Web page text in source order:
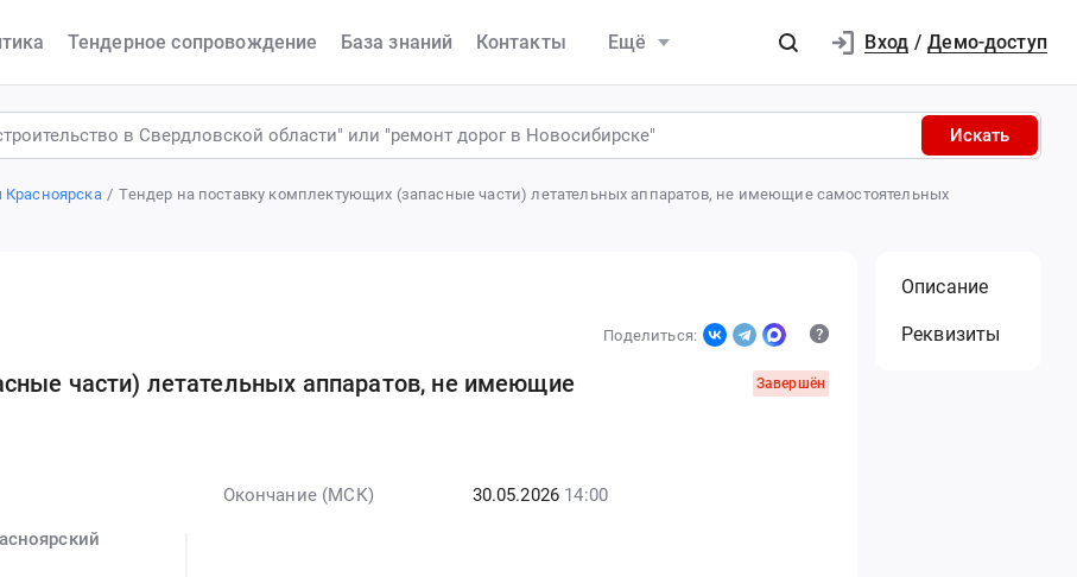
Тендерное сопровождение База знаний Контакты Ещё Вход / Демо-доступ
Искать
Тендер на поставку комплектующих (запасные части) летательных аппаратов, не имеющие самостоятельных
Поделиться:
части) летательных аппаратов, не имеющие
Завершён
Окончание (МСК) 30.05.2026 14:00
Описание
Реквизиты